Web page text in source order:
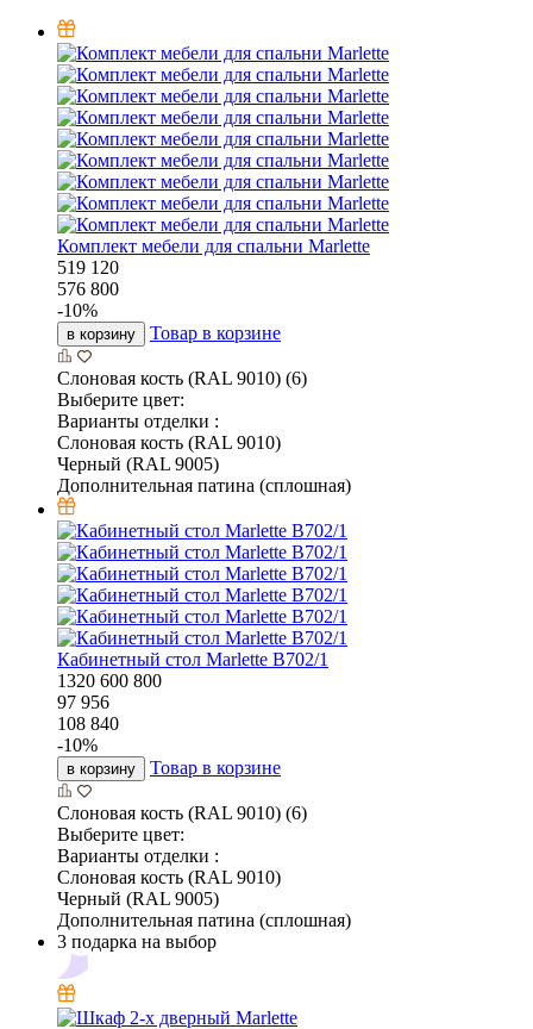
Комплект мебели для спальни Marlette
519 120
576 800
-10%
в корзину Товар в корзине
Слоновая кость (RAL 9010) (6)
Выберите цвет:
Варианты отделки :
Слоновая кость (RAL 9010)
Черный (RAL 9005)
Дополнительная патина (сплошная)
Кабинетный стол Marlette В702/1
1320 600 800
97 956
108 840
-10%
в корзину Товар в корзине
Слоновая кость (RAL 9010) (6)
Выберите цвет:
Варианты отделки :
Слоновая кость (RAL 9010)
Черный (RAL 9005)
Дополнительная патина (сплошная)
3 подарка на выбор